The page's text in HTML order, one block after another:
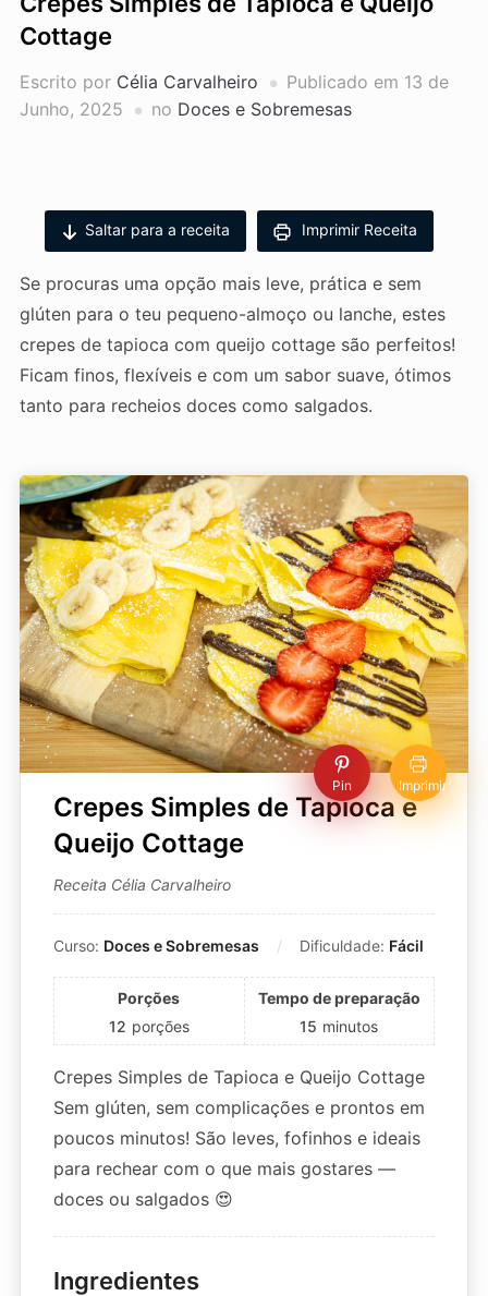
Cottage
Escrito por Célia Carvalheiro Publicado em 13 de
Junho, 2025
no Doces e Sobremesas
Saltar para a receita Imprimir Receita
Se procuras uma opção mais leve, prática e sem
glúten para o teu pequeno-almoço ou lanche, estes
crepes de tapioca com queijo cottage são perfeitos!
Ficam finos, flexíveis e com um sabor suave, ótimos
tanto para recheios doces como salgados.
Pin Imprimir
Crepes Simples de Tapioca e
Queijo Cottage
Receita Célia Carvalheiro
Curso: Doces e Sobremesas Dificuldade: Fácil
Porções
12 porções
Tempo de preparação
15 minutos
Crepes Simples de Tapioca e Queijo Cottage
Sem glúten, sem complicações e prontos em
poucos minutos! São leves, fofinhos e ideais
para rechear com o que mais gostares —
doces ou salgados 😍
Ingredientes